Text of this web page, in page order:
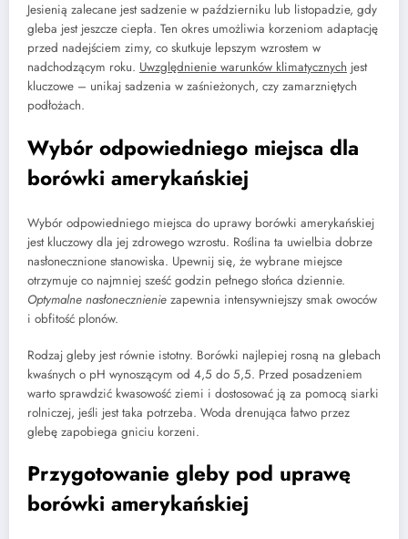
Jesienią zalecane jest sadzenie w październiku lub listopadzie, gdy
gleba jest jeszcze ciepła. Ten okres umożliwia korzeniom adaptację
przed nadejściem zimy, co skutkuje lepszym wzrostem w
nadchodzącym roku. Uwzględnienie warunków klimatycznych jest
kluczowe – unikaj sadzenia w zaśnieżonych, czy zamarzniętych
podłożach.
Wybór odpowiedniego miejsca dla
borówki amerykańskiej
Wybór odpowiedniego miejsca do uprawy borówki amerykańskiej
jest kluczowy dla jej zdrowego wzrostu. Roślina ta uwielbia dobrze
nasłonecznione stanowiska. Upewnij się, że wybrane miejsce
otrzymuje co najmniej sześć godzin pełnego słońca dziennie.
Optymalne nasłonecznienie zapewnia intensywniejszy smak owoców
i obfitość plonów.
Rodzaj gleby jest równie istotny. Borówki najlepiej rosną na glebach
kwaśnych o pH wynoszącym od 4,5 do 5,5. Przed posadzeniem
warto sprawdzić kwasowość ziemi i dostosować ją za pomocą siarki
rolniczej, jeśli jest taka potrzeba. Woda drenująca łatwo przez
glebę zapobiega gniciu korzeni.
Przygotowanie gleby pod uprawę
borówki amerykańskiej